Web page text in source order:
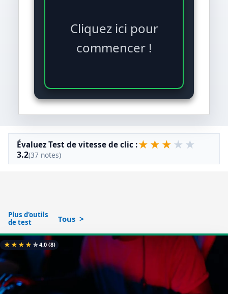
Cliquez ici pour
commencer !
Évaluez Test de vitesse de clic :★ ★ ★ ★ ★
3.2(37 notes)
Plus d'outils
de test
Tous
★★★★★4.0(8)